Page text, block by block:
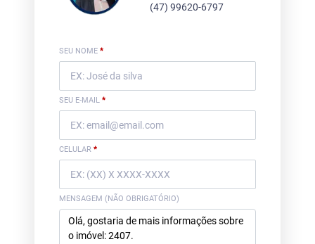
(47) 99620-6797
SEU NOME *
SEU E-MAIL *
CELULAR *
MENSAGEM (NÃO OBRIGATÓRIO)